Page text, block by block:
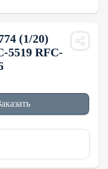
(1/20)
5519 RFC-